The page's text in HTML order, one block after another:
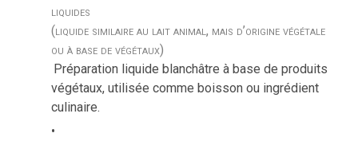
liquides
(liquide similaire au lait animal, mais d’origine végétale
ou à base de végétaux)
Préparation liquide blanchâtre à base de produits
végétaux, utilisée comme boisson ou ingrédient
culinaire.